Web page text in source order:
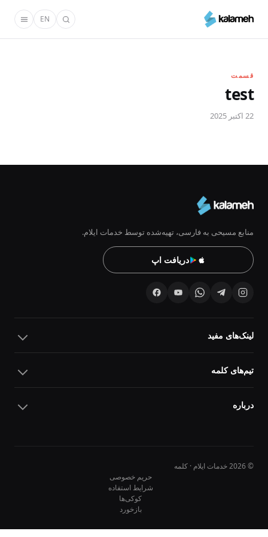
محتوای
EN
قسمت
test
22 اکتبر 2025
منابع مسیحی به فارسی، تهیه‌شده توسط خدمات ایلام.
دریافت اپ
لینک‌های مفید
تیم‌های کلمه
درباره
© 2026 خدمات ایلام · کلمه
حریم خصوصی
شرایط استفاده
کوکی‌ها
بازخورد
10